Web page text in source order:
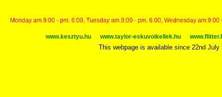
Monday am.9:00 - pm. 6:00, Tuesday am.9:00 - pm. 6:00, Wednesday
www.kesztyu.hu www.taylor-eskuvoikellek.hu
This webpage is available since 22nd July